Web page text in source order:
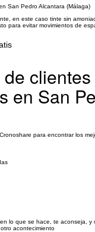
San Pedro Alcantara (Málaga)
en este caso tinte sin
para evitar movimientos de
en San
para encontrar los
lo que se hace, te aconseja, y
acontecimiento